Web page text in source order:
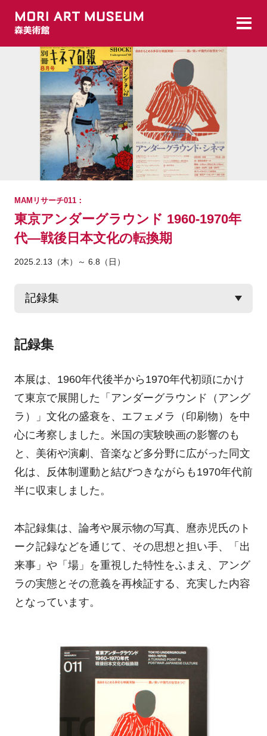
MAMリサーチ011：
東京アンダーグラウンド 1960-1970年
代―戦後日本文化の転換期
2025.2.13（木）～ 6.8（日）
記録集
本展は、1960年代後半から1970年代初頭にかけ
て東京で展開した「アンダーグラウンド（アング
ラ）」文化の盛衰を、エフェメラ（印刷物）を中
心に考察しました。米国の実験映画の影響のも
と、美術や演劇、音楽など多分野に広がった同文
化は、反体制運動と結びつきながらも1970年代前
半に収束しました。
本記録集は、論考や展示物の写真、麿赤児氏のト
ーク記録などを通じて、その思想と担い手、「出
来事」や「場」を重視した特性をふまえ、アング
ラの実態とその意義を再検証する、充実した内容
となっています。